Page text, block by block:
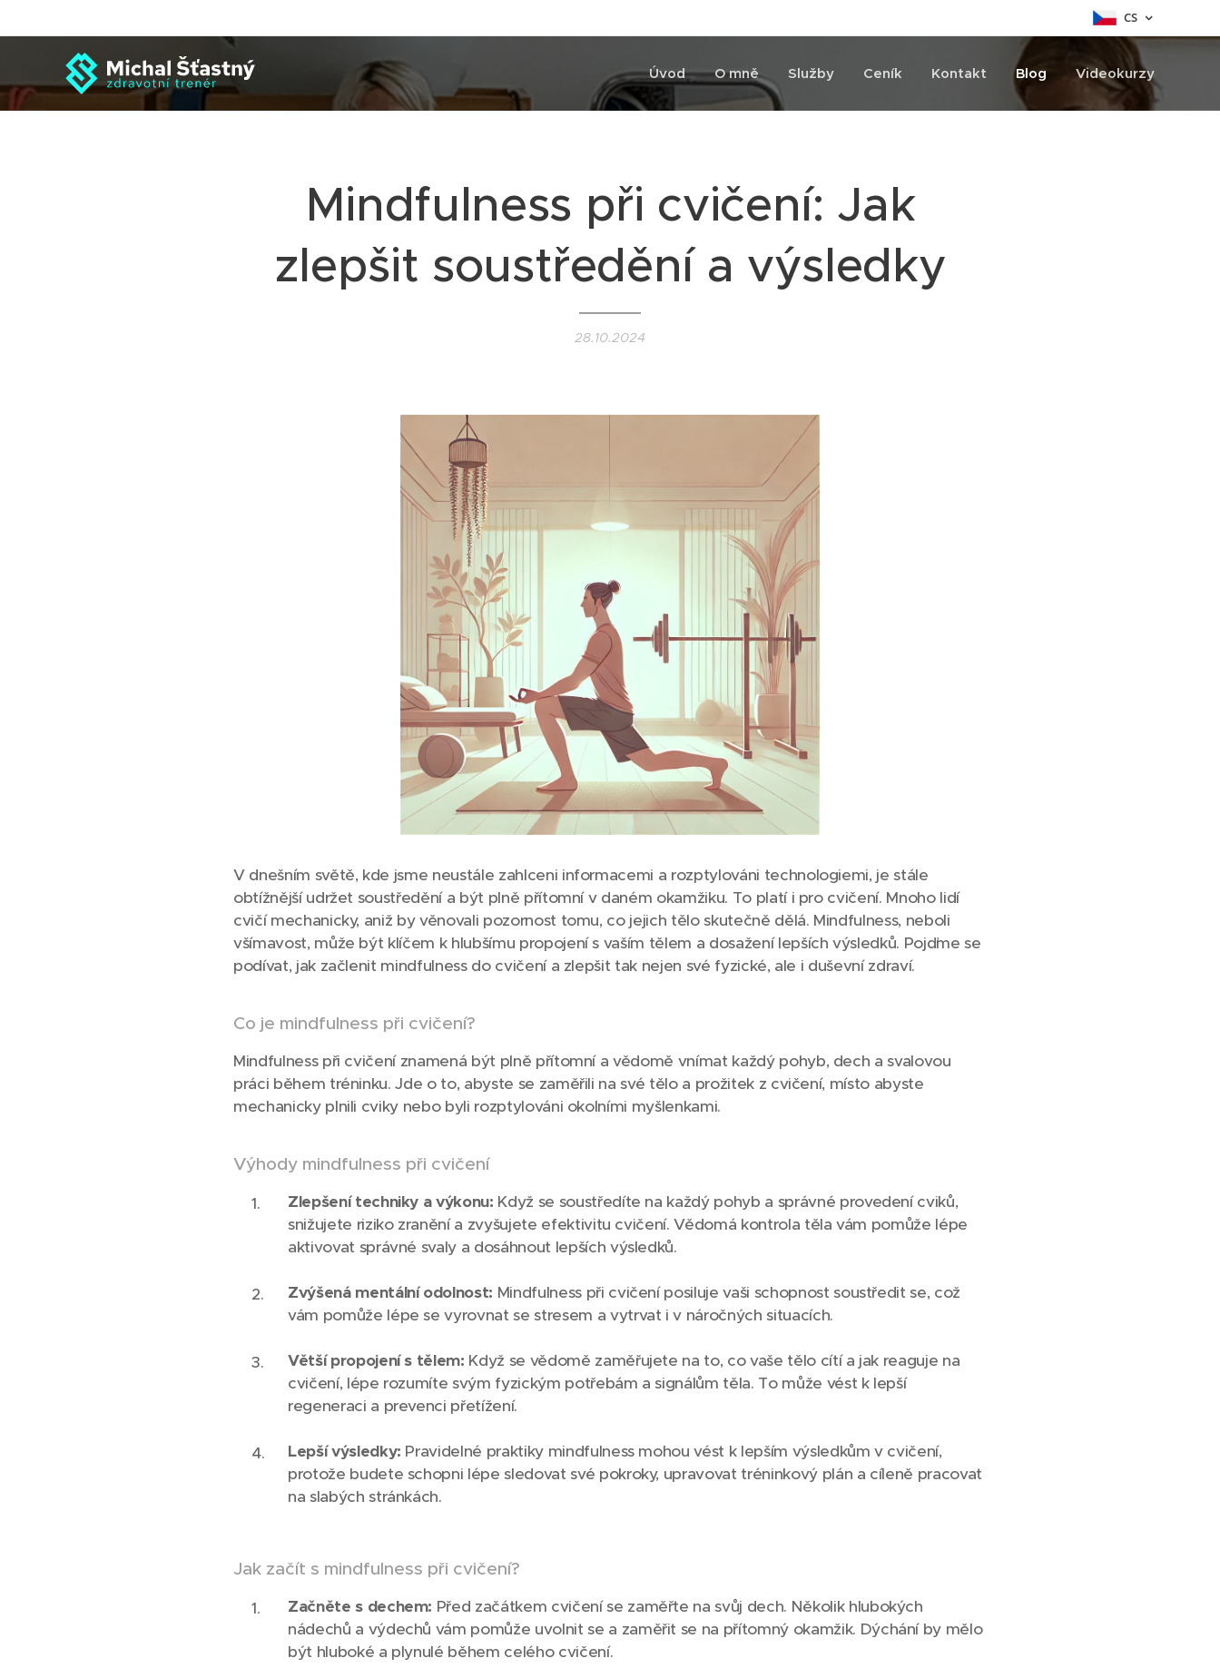
CS
Úvod O mně Služby Ceník Kontakt Blog Videokurzy
Mindfulness při cvičení: Jak
zlepšit soustředění a výsledky
28.10.2024
V dnešním světě, kde jsme neustále zahlceni informacemi a rozptylováni technologiemi, je stále
obtížnější udržet soustředění a být plně přítomní v daném okamžiku. To platí i pro cvičení. Mnoho lidí
cvičí mechanicky, aniž by věnovali pozornost tomu, co jejich tělo skutečně dělá. Mindfulness, neboli
všímavost, může být klíčem k hlubšímu propojení s vaším tělem a dosažení lepších výsledků. Pojďme se
podívat, jak začlenit mindfulness do cvičení a zlepšit tak nejen své fyzické, ale i duševní zdraví.
Co je mindfulness při cvičení?
Mindfulness při cvičení znamená být plně přítomní a vědomě vnímat každý pohyb, dech a svalovou
práci během tréninku. Jde o to, abyste se zaměřili na své tělo a prožitek z cvičení, místo abyste
mechanicky plnili cviky nebo byli rozptylováni okolními myšlenkami.
Výhody mindfulness při cvičení
Zlepšení techniky a výkonu: Když se soustředíte na každý pohyb a správné provedení cviků,
snižujete riziko zranění a zvyšujete efektivitu cvičení. Vědomá kontrola těla vám pomůže lépe
aktivovat správné svaly a dosáhnout lepších výsledků.
Zvýšená mentální odolnost: Mindfulness při cvičení posiluje vaši schopnost soustředit se, což
vám pomůže lépe se vyrovnat se stresem a vytrvat i v náročných situacích.
Větší propojení s tělem: Když se vědomě zaměřujete na to, co vaše tělo cítí a jak reaguje na
cvičení, lépe rozumíte svým fyzickým potřebám a signálům těla. To může vést k lepší
regeneraci a prevenci přetížení.
Lepší výsledky: Pravidelné praktiky mindfulness mohou vést k lepším výsledkům v cvičení,
protože budete schopni lépe sledovat své pokroky, upravovat tréninkový plán a cíleně pracovat
na slabých stránkách.
Jak začít s mindfulness při cvičení?
Začněte s dechem: Před začátkem cvičení se zaměřte na svůj dech. Několik hlubokých
nádechů a výdechů vám pomůže uvolnit se a zaměřit se na přítomný okamžik. Dýchání by mělo
být hluboké a plynulé během celého cvičení.